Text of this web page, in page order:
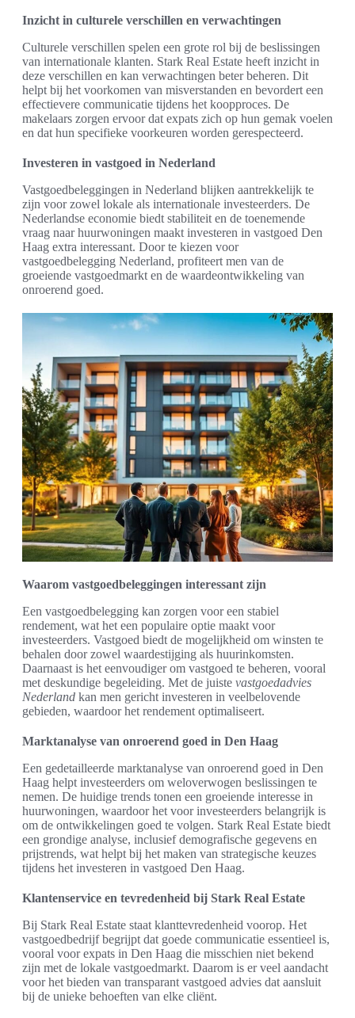
Inzicht in culturele verschillen en verwachtingen
Culturele verschillen spelen een grote rol bij de beslissingen
van internationale klanten. Stark Real Estate heeft inzicht in
deze verschillen en kan verwachtingen beter beheren. Dit
helpt bij het voorkomen van misverstanden en bevordert een
effectievere communicatie tijdens het koopproces. De
makelaars zorgen ervoor dat expats zich op hun gemak voelen
en dat hun specifieke voorkeuren worden gerespecteerd.
Investeren in vastgoed in Nederland
Vastgoedbeleggingen in Nederland blijken aantrekkelijk te
zijn voor zowel lokale als internationale investeerders. De
Nederlandse economie biedt stabiliteit en de toenemende
vraag naar huurwoningen maakt investeren in vastgoed Den
Haag extra interessant. Door te kiezen voor
vastgoedbelegging Nederland, profiteert men van de
groeiende vastgoedmarkt en de waardeontwikkeling van
onroerend goed.
Waarom vastgoedbeleggingen interessant zijn
Een vastgoedbelegging kan zorgen voor een stabiel
rendement, wat het een populaire optie maakt voor
investeerders. Vastgoed biedt de mogelijkheid om winsten te
behalen door zowel waardestijging als huurinkomsten.
Daarnaast is het eenvoudiger om vastgoed te beheren, vooral
met deskundige begeleiding. Met de juiste vastgoedadvies
Nederland kan men gericht investeren in veelbelovende
gebieden, waardoor het rendement optimaliseert.
Marktanalyse van onroerend goed in Den Haag
Een gedetailleerde marktanalyse van onroerend goed in Den
Haag helpt investeerders om weloverwogen beslissingen te
nemen. De huidige trends tonen een groeiende interesse in
huurwoningen, waardoor het voor investeerders belangrijk is
om de ontwikkelingen goed te volgen. Stark Real Estate biedt
een grondige analyse, inclusief demografische gegevens en
prijstrends, wat helpt bij het maken van strategische keuzes
tijdens het investeren in vastgoed Den Haag.
Klantenservice en tevredenheid bij Stark Real Estate
Bij Stark Real Estate staat klanttevredenheid voorop. Het
vastgoedbedrijf begrijpt dat goede communicatie essentieel is,
vooral voor expats in Den Haag die misschien niet bekend
zijn met de lokale vastgoedmarkt. Daarom is er veel aandacht
voor het bieden van transparant vastgoed advies dat aansluit
bij de unieke behoeften van elke cliënt.